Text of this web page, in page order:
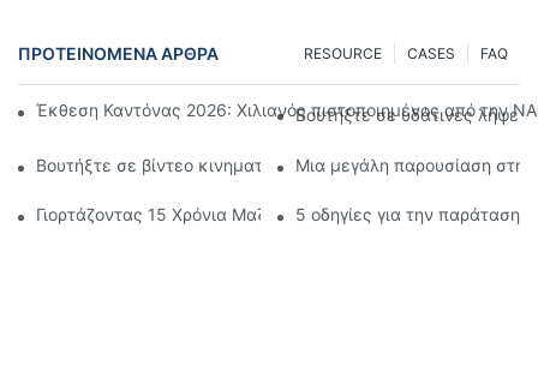
ΠΡΟΤΕΙΝΌΜΕΝΑ ΆΡΘΡΑ FAQ
CASES
RESOURCE
Έκθεση Καντόνας 2026: Χιλιανός πιστοποιημένος από την
Βουτήξτε σε υδάτινες
Βουτήξτε σε βίντεο κινηματογραφικής ποιότητας με την
Μια μεγάλη παρουσίαση στη
Γιορτάζοντας 15 Χρόνια Μαζί! Ένα Ταξίδι στο Γκουανγκσί
5 οδηγίες για την παράταση